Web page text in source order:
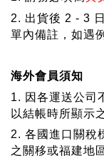
2. 出貨後 2 - 3
單內備註， 如遇
海外會員須知
1. 因各運送公司
以結帳時所顯示
2. 各國進口關稅
之關移或福建地